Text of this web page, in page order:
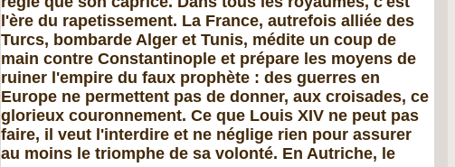
l'ère du rape­tissement. La France, autrefois alliée des
Turcs, bombarde Alger et Tunis, médite un coup de
main contre Constantinople et prépare les moyens de
ruiner l'empire du faux prophète : des guerres en
Europe ne permettent pas de donner, aux croisades, ce
glorieux couronnement. Ce que Louis XIV ne peut pas
faire, il veut l'inter­dire et ne néglige rien pour assurer
au moins le triomphe de sa volonté. En Autriche, le